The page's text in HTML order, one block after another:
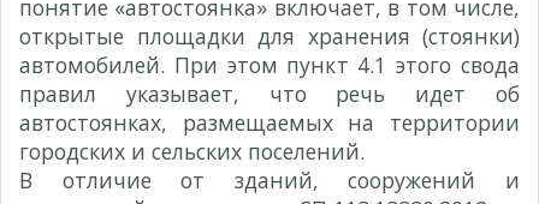
понятие «автостоянка» включает, в том числе,
открытые площадки для хранения (стоянки)
автомобилей. При этом пункт 4.1 этого свода
правил указывает, что речь идет об
автостоянках, размещаемых на территории
городских и сельских поселений.
В отличие от зданий, сооружений и